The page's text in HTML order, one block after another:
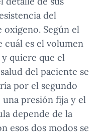
del
Según el
cuál es el volumen
quiere que el
del paciente se
por el segundo
una presión fija y el
depende de la
esos dos modos se